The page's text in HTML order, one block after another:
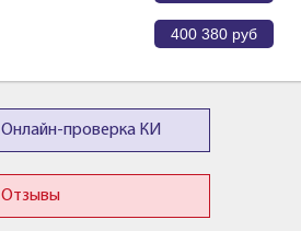
400 380 руб
Онлайн-проверка КИ
Отзывы